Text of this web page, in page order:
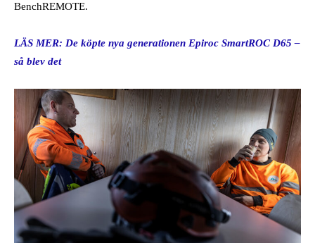
BenchREMOTE.
LÄS MER: De köpte nya generationen Epiroc SmartROC D65 –
så blev det